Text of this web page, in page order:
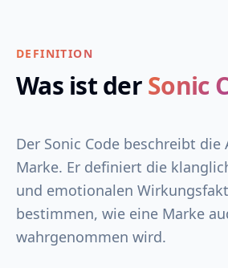
DEFINITION
Was ist der Sonic
Der Sonic Code beschreibt die
Marke. Er definiert die
und emotionalen
bestimmen, wie eine Marke
wahrgenommen wird.